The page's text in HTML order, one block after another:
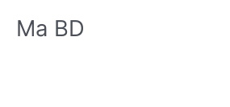
Ma BD